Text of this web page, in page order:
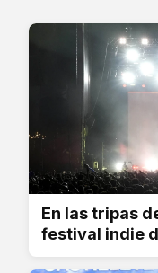
En las tripas
festival indie